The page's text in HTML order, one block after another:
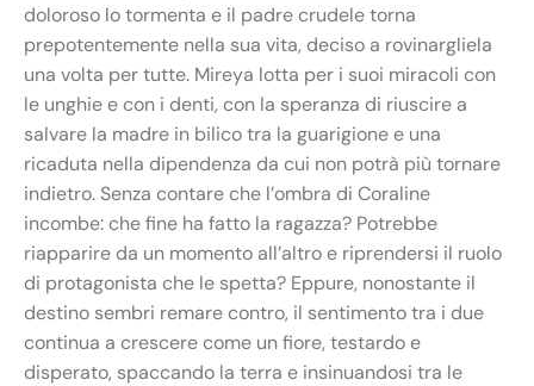
doloroso lo tormenta e il padre crudele torna
prepotentemente nella sua vita, deciso a rovinargliela
una volta per tutte. Mireya lotta per i suoi miracoli con
le unghie e con i denti, con la speranza di riuscire a
salvare la madre in bilico tra la guarigione e una
ricaduta nella dipendenza da cui non potrà più tornare
indietro. Senza contare che l’ombra di Coraline
incombe: che fine ha fatto la ragazza? Potrebbe
riapparire da un momento all’altro e riprendersi il ruolo
di protagonista che le spetta? Eppure, nonostante il
destino sembri remare contro, il sentimento tra i due
continua a crescere come un fiore, testardo e
disperato, spaccando la terra e insinuandosi tra le